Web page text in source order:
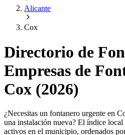
Alicante
Cox
Directorio de
Empresas de
Cox (2026)
¿Necesitas un fontanero urgente en
una instalación nueva? El índice
activos en el municipio, ordenados